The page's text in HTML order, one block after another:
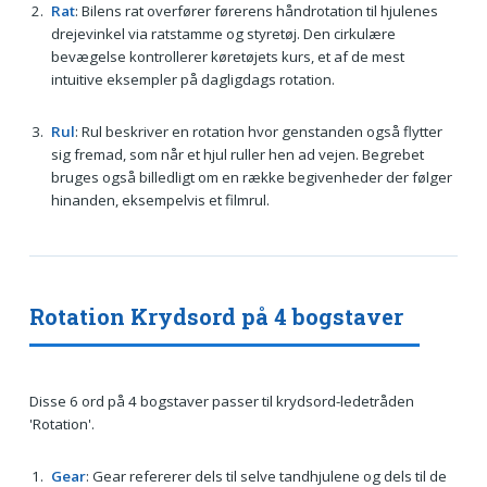
Rat: Bilens rat overfører førerens håndrotation til hjulenes
drejevinkel via ratstamme og styretøj. Den cirkulære
bevægelse kontrollerer køretøjets kurs, et af de mest
intuitive eksempler på dagligdags rotation.
Rul: Rul beskriver en rotation hvor genstanden også flytter
sig fremad, som når et hjul ruller hen ad vejen. Begrebet
bruges også billedligt om en række begivenheder der følger
hinanden, eksempelvis et filmrul.
Rotation Krydsord på 4 bogstaver
Disse 6 ord på 4 bogstaver passer til krydsord-ledetråden
'Rotation'.
Gear: Gear refererer dels til selve tandhjulene og dels til de